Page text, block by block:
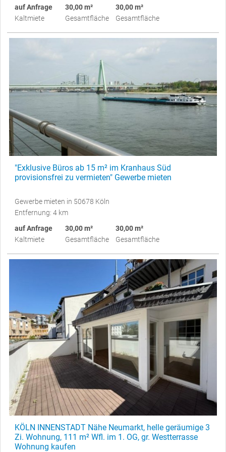
auf Anfrage
Kaltmiete
30,00 m²
Gesamtfläche
30,00 m²
Gesamtfläche
"Exklusive Büros ab 15 m² im Kranhaus Süd
provisionsfrei zu vermieten" Gewerbe mieten
Gewerbe mieten in 50678 Köln
Entfernung: 4 km
auf Anfrage
Kaltmiete
30,00 m²
Gesamtfläche
30,00 m²
Gesamtfläche
KÖLN INNENSTADT Nähe Neumarkt, helle geräumige 3
Zi. Wohnung, 111 m² Wfl. im 1. OG, gr. Westterrasse
Wohnung kaufen